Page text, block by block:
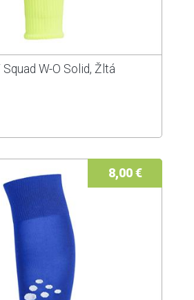
Squad W-O Solid, Žltá
8,00 €